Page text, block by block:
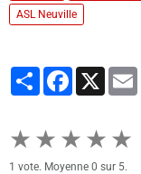
ASL Neuville
PartagerFacebook
X
★ ★ ★ ★ ★
1 vote. Moyenne 0 sur 5.